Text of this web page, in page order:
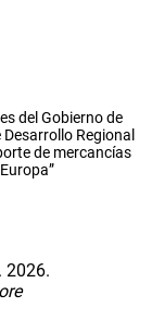
del Gobierno de
Regional
de mercancías
2026.